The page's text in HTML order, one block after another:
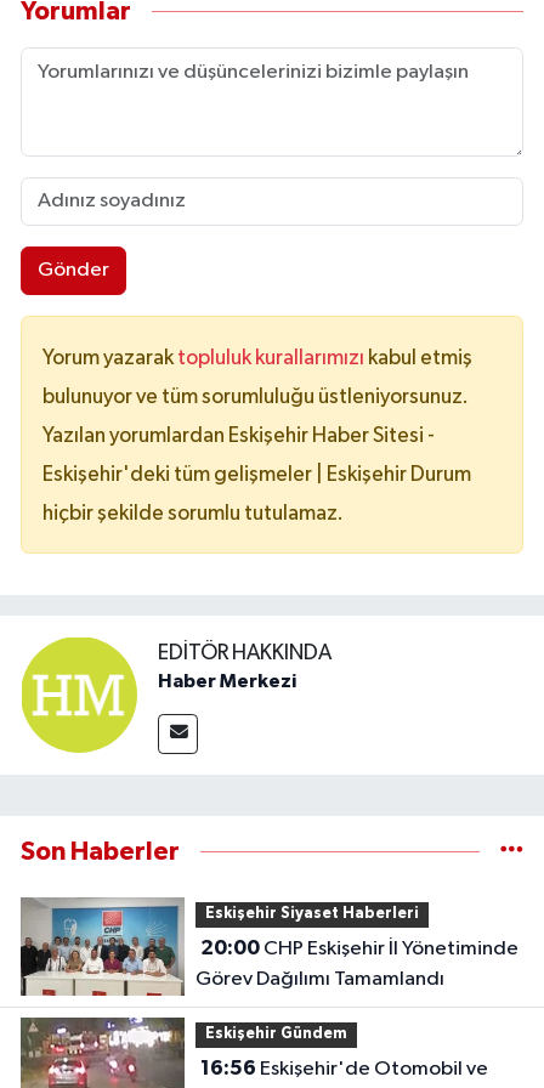
Yorumlar
Gönder
Yorum yazarak topluluk kurallarımızı kabul etmiş
bulunuyor ve tüm sorumluluğu üstleniyorsunuz.
Yazılan yorumlardan Eskişehir Haber Sitesi -
Eskişehir'deki tüm gelişmeler | Eskişehir Durum
hiçbir şekilde sorumlu tutulamaz.
EDITÖR HAKKINDA
Haber Merkezi
Son Haberler
Eskişehir Siyaset Haberleri
20:00CHP Eskişehir İl Yönetiminde
Görev Dağılımı Tamamlandı
Eskişehir Gündem
16:56